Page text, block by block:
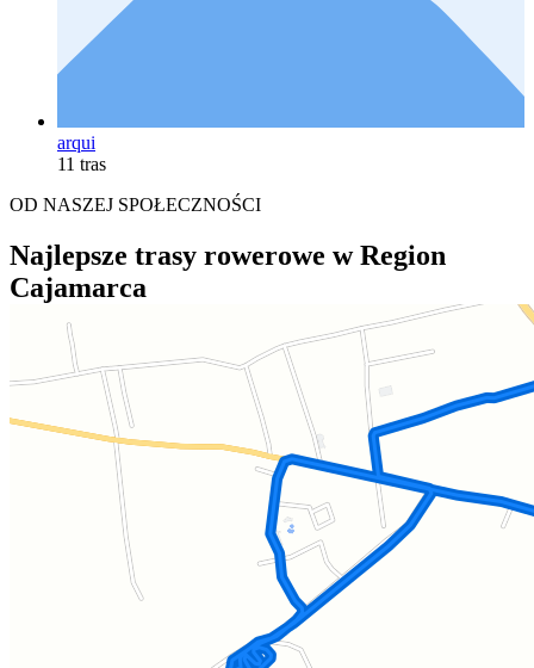
arqui
11 tras
OD NASZEJ SPOŁECZNOŚCI
Najlepsze trasy rowerowe w Region
Cajamarca